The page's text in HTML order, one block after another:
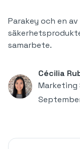
Parakey och en
samarbete.
Cécilia
Marketing